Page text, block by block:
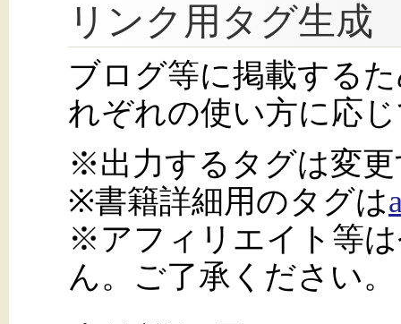
リンク用タグ生成
ブログ等に掲載する
れぞれの使い方に応
※出力するタグは変
※書籍詳細用のタグは
※アフィリエイト等
ん。ご了承ください。